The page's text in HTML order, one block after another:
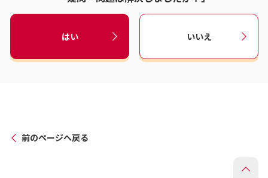
はい いいえ
前のページへ戻る